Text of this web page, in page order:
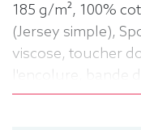
185 g/m², 100%
(Jersey simple),
viscose, toucher
l'encolure, bande
confection